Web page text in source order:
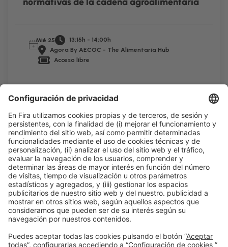
Mié 25
13:15h - 14:00h
Agora By AECOC - The Alimentaria Hub
Acceso libre
Información generalAviso legalPolítica de privacidad